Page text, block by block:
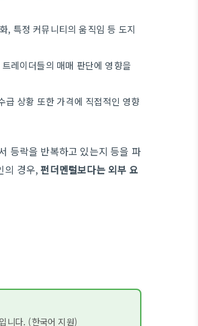
, 특정 커뮤니티의 움직임 등 도지
레이더들의 매매 판단에 영향을
상황 또한 가격에 직접적인 영향
등락을 반복하고 있는지 등을 파
의 경우, 펀더멘털보다는 외부 요
니다. (한국어 지원)